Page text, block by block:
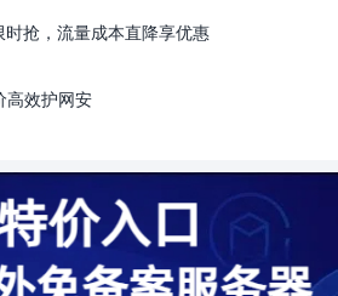
抢，流量成本直降享优惠
高效护网安